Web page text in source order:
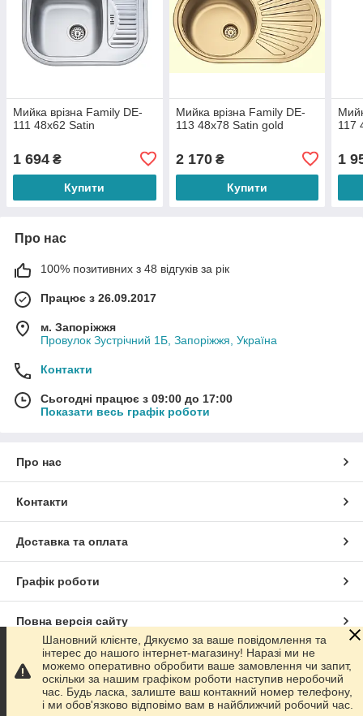
Мийка врізна Family DE-
111 48х62 Satin
1 694 ₴
Купити
Мийка врізна Family DE-
113 48х78 Satin gold
2 170₴
Купити
117
1
Про нас
100% позитивних з 48 відгуків за рік
Працює з 26.09.2017
м. Запоріжжя
Провулок Зустрічний 1Б, Запоріжжя, Україна
Контакти
Сьогодні працює з 09:00 до 17:00
Показати весь графік роботи
Про нас
Контакти
Доставка та оплата
Графік роботи
Повна версія сайту
Сайт створено на маркетплейсіProm.ua
Політика конфіденційності
Шановний клієнте, Дякуємо за ваше повідомлення та
інтерес до нашого інтернет-магазину! Наразі ми не
можемо оперативно обробити ваше замовлення чи запит,
оскільки за нашим графіком роботи наступив неробочий
час. Будь ласка, залиште ваш контакний номер телефону,
і ми обов'язково відповімо вам в найближчий робочий час.